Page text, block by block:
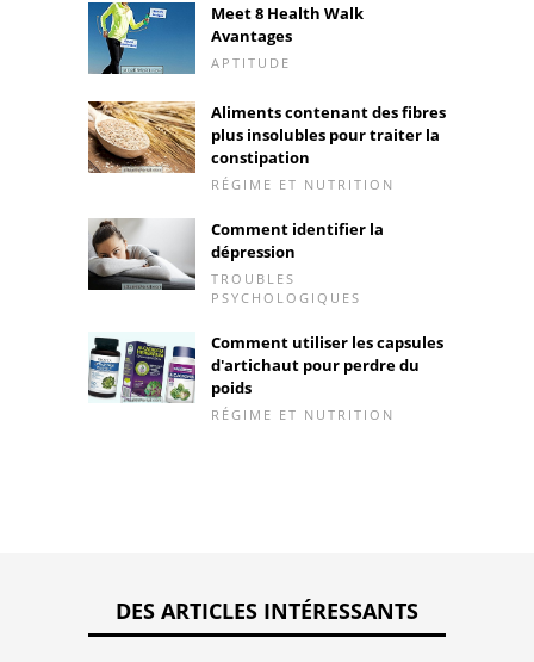
Meet 8 Health Walk
Avantages
APTITUDE
Aliments contenant des fibres
plus insolubles pour traiter la
constipation
RÉGIME ET NUTRITION
Comment identifier la
dépression
TROUBLES
PSYCHOLOGIQUES
Comment utiliser les capsules
d'artichaut pour perdre du
poids
RÉGIME ET NUTRITION
DES ARTICLES INTÉRESSANTS